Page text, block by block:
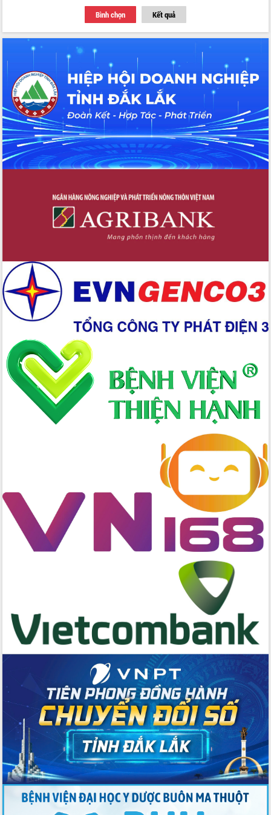
Thứ trưởng Bộ Y tế làm việc với tỉnh
Đắk Lắk về phát triển nhân lực y tế
cho trạm y tế cấp xã
Du lịch Đắk Lắk nâng tầm trải nghiệm
du khách thông qua Hệ thống cơ sở dữ
liệu và Bản đồ số
Tập huấn ứng dụng trí tuệ nhân tạo (AI)
trong thương mại điện tử năm 2026
Đoàn đại biểu Quốc hội tỉnh Đắk Lắk
trao đổi thông tin trước Kỳ họp thứ
nhất, Quốc hội khóa XVI
Quyết liệt cải cách hành chính, khơi
thông nguồn lực phát triển
tỉnh thông qua hiện đại hóa hành chính
Xã Ea Phê gắn cải cách hành chính với
Phó Chủ tịch Thường trực UBND tỉnh
tâm Phục vụ hành chính công xã Ea
Phê
Xây dựng nền hành chính số đồng
hành cùng nông dân dân, doanh nghiệp
Giai đoạn 2026-2030, Đắk Lắk phấn
đấu có 77% xã đạt chuẩn nông thôn
mới
Chuyển đổi số 'mở đường' cho nông
nghiệp Đắk Lắk tăng trưởng bứt phá
Triển khai đồng bộ đo đạc, lập hồ sơ
địa chính, hoàn thiện cơ sở dữ liệu đất
Ứng dụng sinh trắc học - Bước tiến
nghệ, hướng tới phát triển thủy sản
bền vững
Tập huấn nâng cao năng lực triển khai
chuyển đổi số cho cán bộ, công chức
cấp xã
tâm đạt được mục tiêu tăng trưởng
hai con số trong năm 2026
Tổ chức trang trọng Lễ hội Đền thờ
Lương Văn Chánh năm 2026
Phó Bí thư Tỉnh ủy Đắk Lắk Đỗ Hữu
Huy giữ chức Bí thư Đảng ủy Ủy Ban
Nhân dân tỉnh
Bệnh án điện tử thúc đẩy chuyển đổi
số y tế tại Đắk Lắk
Chuyển đổi số thư viện: Mở rộng
không gian tri thức trong thời đại số
Đánh giá, rút kinh nghiệm công tác tổ
chức diễn tập trước ngày bầu cử
Chương trình “Gặp gỡ hữu nghị –
Friendship Meeting New Year 2026”
Bình chọn Kết quả